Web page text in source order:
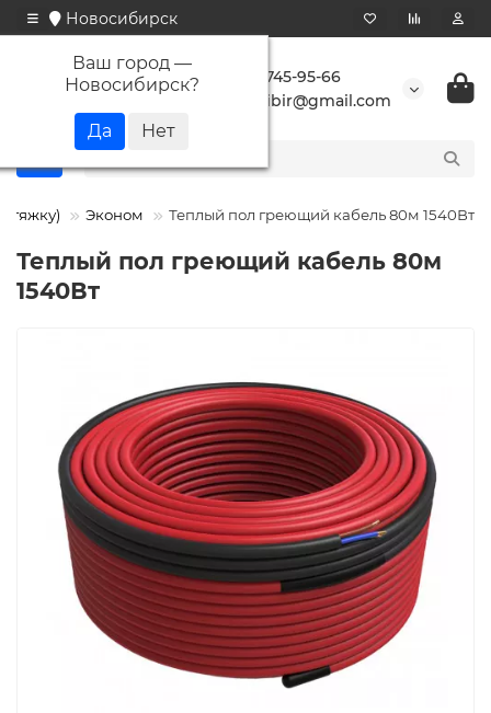
Новосибирск
Ваш город —
Новосибирск?
+7 923 745-95-66
buransibir@gmail.com
Эконом Теплый пол греющий кабель 80м 1540Вт
Теплый пол греющий кабель 80м
1540Вт